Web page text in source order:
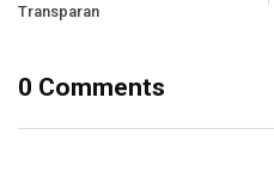
Transparan
0 Comments